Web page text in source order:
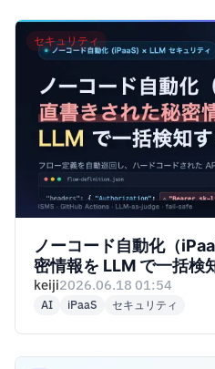
セキュリティ
ノーコード自動化（
密情報を LLM で一括検
keiji2026.06.18 01:54
AI iPaaS セキュリティ